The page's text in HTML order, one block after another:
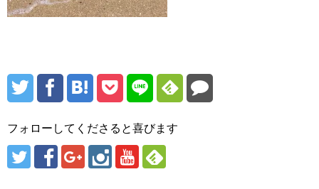
フォローしてくださると喜びます